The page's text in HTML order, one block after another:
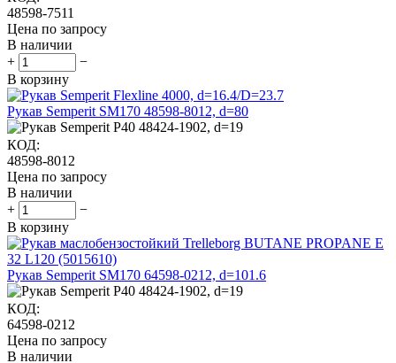
48598-7511
Цена по запросу
В наличии
+
−
В корзину
Рукав Semperit SM170 48598-8012, d=80
КОД:
48598-8012
Цена по запросу
В наличии
+
−
В корзину
Рукав Semperit SM170 64598-0212, d=101.6
КОД:
64598-0212
Цена по запросу
В наличии